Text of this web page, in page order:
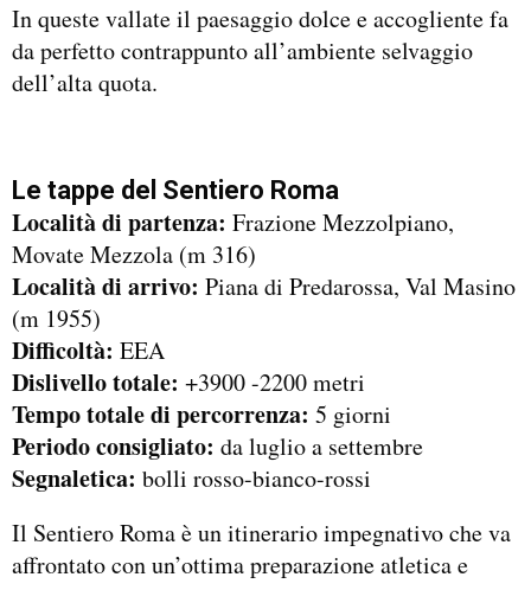
In queste vallate il paesaggio dolce e accogliente fa
da perfetto contrappunto all’ambiente selvaggio
dell’alta quota.
Le tappe del Sentiero Roma
Località di partenza: Frazione Mezzolpiano,
Movate Mezzola (m 316)
Località di arrivo: Piana di Predarossa, Val Masino
(m 1955)
Difficoltà: EEA
Dislivello totale: +3900 -2200 metri
Tempo totale di percorrenza: 5 giorni
Periodo consigliato: da luglio a settembre
Segnaletica: bolli rosso-bianco-rossi
Il Sentiero Roma è un itinerario impegnativo che va
affrontato con un’ottima preparazione atletica e